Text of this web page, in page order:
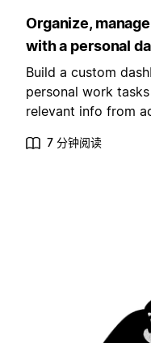
Organize,
with a personal
Build a custom
personal work
relevant info from
7 分钟阅读